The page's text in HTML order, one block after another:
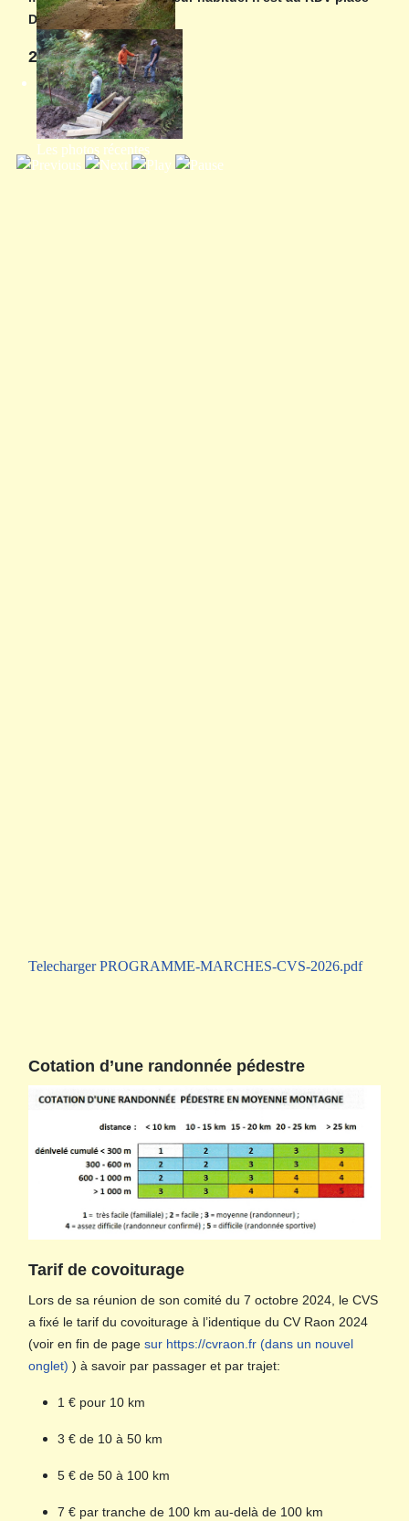
Programme annuel
Les photos récentes
Dom Calmet.
2026
Telecharger PROGRAMME-MARCHES-CVS-2026.pdf
Cotation d’une randonnée pédestre
Tarif de covoiturage
Lors de sa réunion de son comité du 7 octobre 2024, le CVS
a fixé le tarif du covoiturage à l’identique du CV Raon 2024
(voir en fin de page sur https://cvraon.fr (dans un nouvel
onglet) ) à savoir par passager et par trajet:
1 € pour 10 km
3 € de 10 à 50 km
5 € de 50 à 100 km
7 € par tranche de 100 km au-delà de 100 km